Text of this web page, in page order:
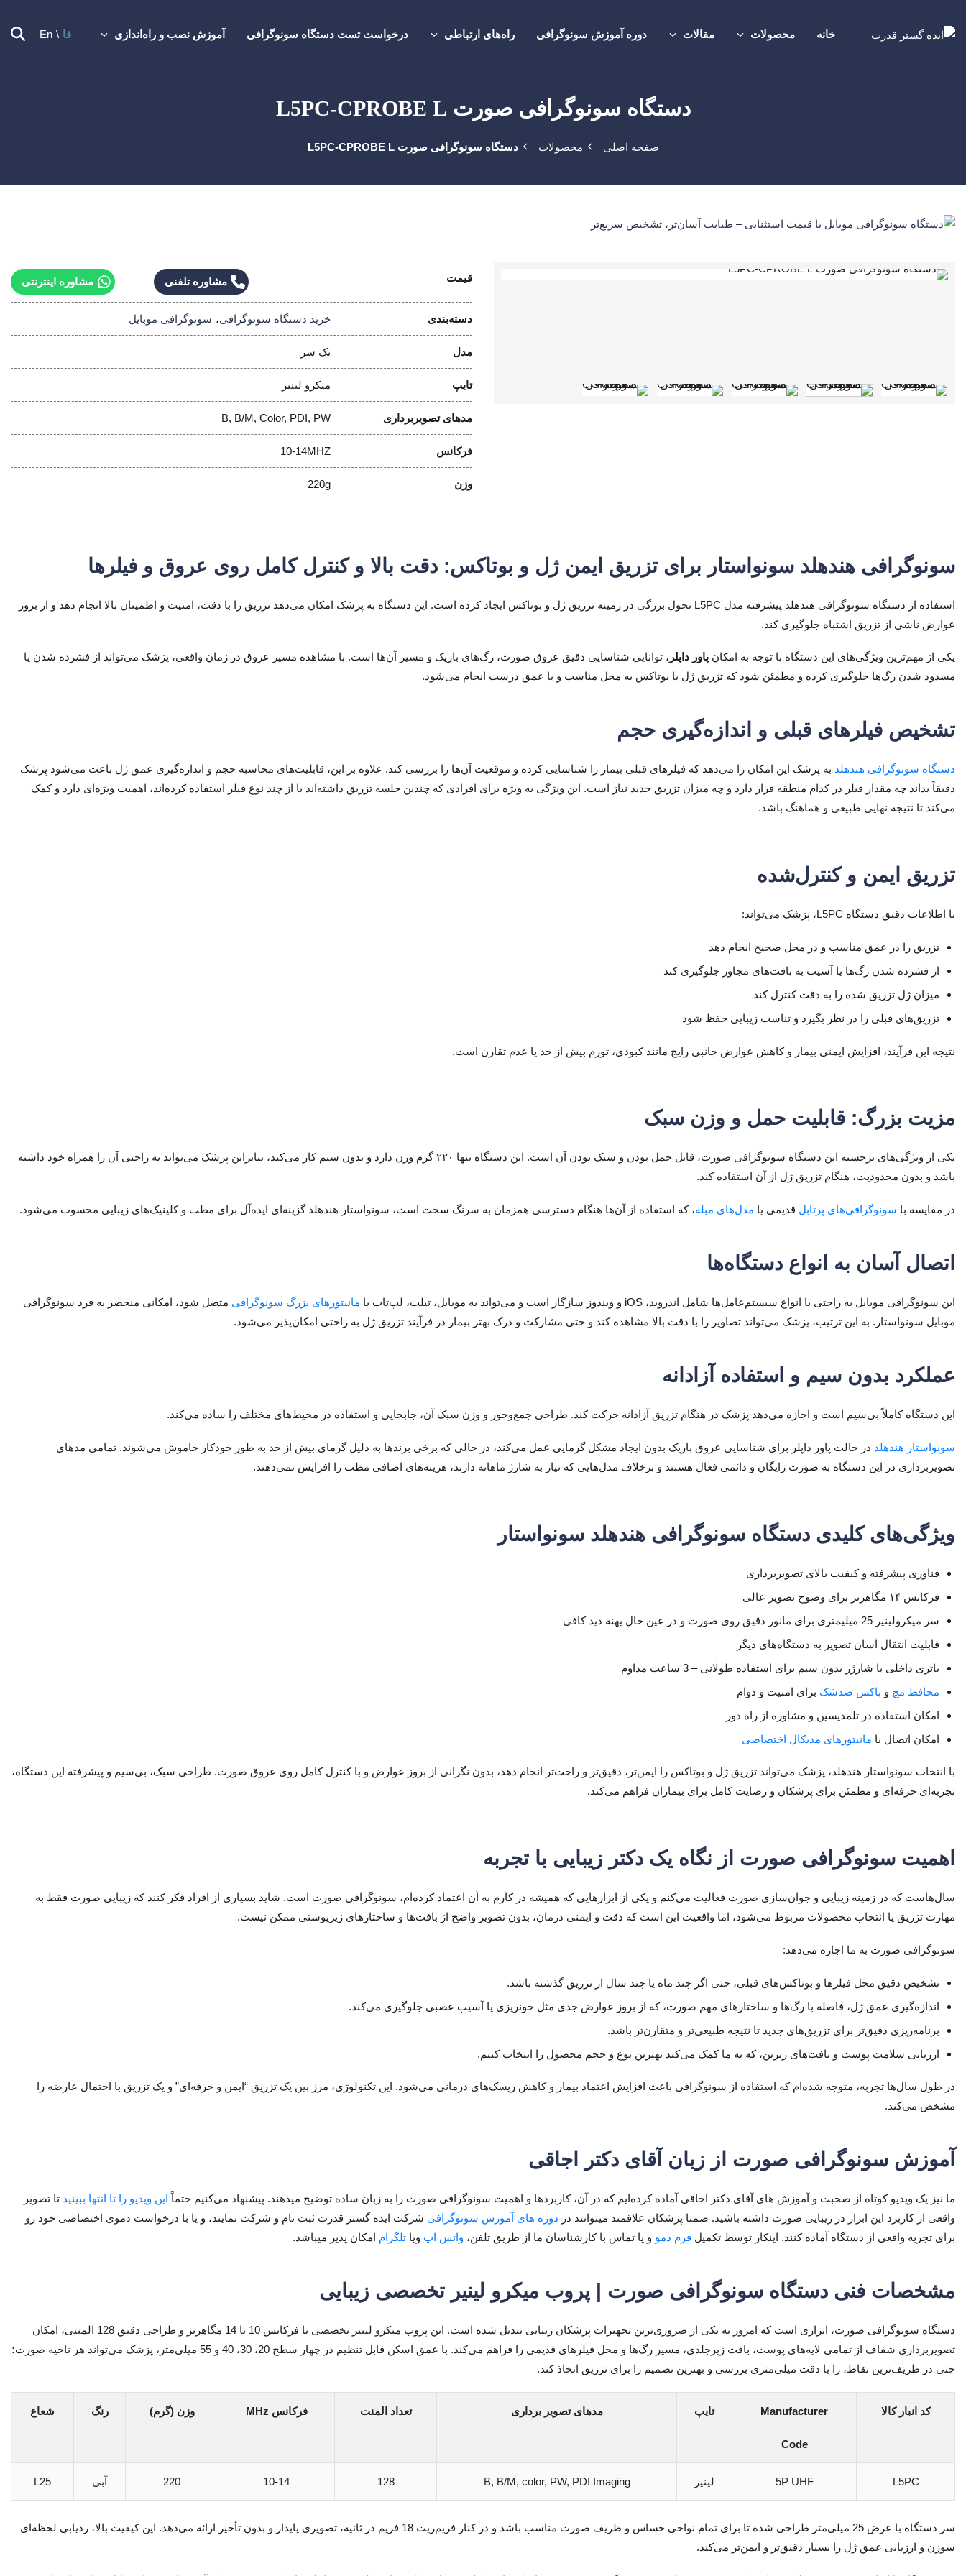
خانه محصولات مقالات دوره آموزش سونوگرافی راه‌های ارتباطی درخواست تست دستگاه سونوگرافی آموزش نصب و راه‌اندازی فا En
دستگاه سونوگرافی صورت L5PC-CPROBE L
صفحه اصلی ‏محصولات دستگاه سونوگرافی صورت L5PC-CPROBE L
قیمت مشاوره تلفنی مشاوره اینترنتی
دسته‌بندی خرید دستگاه سونوگرافی سونوگرافی موبایل
مدل تک سر
تایپ میکرو لینیر
مدهای تصویربرداری B, B/M, Color, PDI, PW
فرکانس 10-14MHZ
وزن 220g
سونوگرافی هندهلد سونواستار برای تزریق ایمن ژل و بوتاکس: دقت بالا و کنترل کامل روی عروق و فیلرها
استفاده از دستگاه سونوگرافی هندهلد پیشرفته مدل L5PC تحول بزرگی در زمینه تزریق ژل و بوتاکس ایجاد کرده است. این دستگاه به پزشک امکان می‌دهد تزریق را با دقت، امنیت و اطمینان بالا انجام دهد و از بروز
عوارض ناشی از تزریق اشتباه جلوگیری کند.
یکی از مهم‌ترین ویژگی‌های این دستگاه با توجه به امکان پاور داپلر ، توانایی شناسایی دقیق عروق صورت، رگ‌های باریک و مسیر آن‌ها است. با مشاهده مسیر عروق در زمان واقعی، پزشک می‌تواند از فشرده شدن یا
مسدود شدن رگ‌ها جلوگیری کرده و مطمئن شود که تزریق ژل یا بوتاکس به محل مناسب و با عمق درست انجام می‌شود.
تشخیص فیلرهای قبلی و اندازه‌گیری حجم
دستگاه سونوگرافی هندهلد به پزشک این امکان را می‌دهد که فیلرهای قبلی بیمار را شناسایی کرده و موقعیت آن‌ها را بررسی کند. علاوه بر این، قابلیت‌های محاسبه حجم و اندازه‌گیری عمق ژل باعث می‌شود پزشک
دقیقاً بداند چه مقدار فیلر در کدام منطقه قرار دارد و چه میزان تزریق جدید نیاز است. این ویژگی به ویژه برای افرادی که چندین جلسه تزریق داشته‌اند یا از چند نوع فیلر استفاده کرده‌اند، اهمیت ویژه‌ای دارد و کمک
می‌کند تا نتیجه نهایی طبیعی و هماهنگ باشد.
تزریق ایمن و کنترل‌شده
با اطلاعات دقیق دستگاه L5PC، پزشک می‌تواند:
تزریق را در عمق مناسب و در محل صحیح انجام دهد
از فشرده شدن رگ‌ها یا آسیب به بافت‌های مجاور جلوگیری کند
میزان ژل تزریق شده را به دقت کنترل کند
تزریق‌های قبلی را در نظر بگیرد و تناسب زیبایی حفظ شود
نتیجه این فرآیند، افزایش ایمنی بیمار و کاهش عوارض جانبی رایج مانند کبودی، تورم بیش از حد یا عدم تقارن است.
مزیت بزرگ: قابلیت حمل و وزن سبک
یکی از ویژگی‌های برجسته این دستگاه سونوگرافی صورت، قابل حمل بودن و سبک بودن آن است. این دستگاه تنها ۲۲۰ گرم وزن دارد و بدون سیم کار می‌کند، بنابراین پزشک می‌تواند به راحتی آن را همراه خود داشته
باشد و بدون محدودیت، هنگام تزریق ژل از آن استفاده کند.
در مقایسه با سونوگرافی‌های پرتابل قدیمی یا مدل‌های مبله، که استفاده از آن‌ها هنگام دسترسی همزمان به سرنگ سخت است، سونواستار هندهلد گزینه‌ای ایده‌آل برای مطب و کلینیک‌های زیبایی محسوب می‌شود.
اتصال آسان به انواع دستگاه‌ها
این سونوگرافی موبایل به راحتی با انواع سیستم‌عامل‌ها شامل اندروید، iOS و ویندوز سازگار است و می‌تواند به موبایل، تبلت، لپ‌تاپ یا مانیتورهای بزرگ سونوگرافی متصل شود، امکانی منحصر به فرد سونوگرافی
موبایل سونواستار. به این ترتیب، پزشک می‌تواند تصاویر را با دقت بالا مشاهده کند و حتی مشارکت و درک بهتر بیمار در فرآیند تزریق ژل به راحتی امکان‌پذیر می‌شود.
عملکرد بدون سیم و استفاده آزادانه
این دستگاه کاملاً بی‌سیم است و اجازه می‌دهد پزشک در هنگام تزریق آزادانه حرکت کند. طراحی جمع‌وجور و وزن سبک آن، جابجایی و استفاده در محیط‌های مختلف را ساده می‌کند.
سونواستار هندهلد در حالت پاور داپلر برای شناسایی عروق باریک بدون ایجاد مشکل گرمایی عمل می‌کند، در حالی که برخی برندها به دلیل گرمای بیش از حد به طور خودکار خاموش می‌شوند. تمامی مدهای
تصویربرداری در این دستگاه به صورت رایگان و دائمی فعال هستند و برخلاف مدل‌هایی که نیاز به شارژ ماهانه دارند، هزینه‌های اضافی مطب را افزایش نمی‌دهند.
ویژگی‌های کلیدی دستگاه سونوگرافی هندهلد سونواستار
فناوری پیشرفته و کیفیت بالای تصویربرداری
فرکانس ۱۴ مگاهرتز برای وضوح تصویر عالی
سر میکرولینیر 25 میلیمتری برای مانور دقیق روی صورت و در عین حال پهنه دید کافی
قابلیت انتقال آسان تصویر به دستگاه‌های دیگر
باتری داخلی با شارژر بدون سیم برای استفاده طولانی – 3 ساعت مداوم
محافظ مچ و باکس ضدشک برای امنیت و دوام
امکان استفاده در تلمدیسین و مشاوره از راه دور
امکان اتصال با مانیتورهای مدیکال اختصاصی
با انتخاب سونواستار هندهلد، پزشک می‌تواند تزریق ژل و بوتاکس را ایمن‌تر، دقیق‌تر و راحت‌تر انجام دهد، بدون نگرانی از بروز عوارض و با کنترل کامل روی عروق صورت. طراحی سبک، بی‌سیم و پیشرفته این دستگاه،
تجربه‌ای حرفه‌ای و مطمئن برای پزشکان و رضایت کامل برای بیماران فراهم می‌کند.
اهمیت سونوگرافی صورت از نگاه یک دکتر زیبایی با تجربه
سال‌هاست که در زمینه زیبایی و جوان‌سازی صورت فعالیت می‌کنم و یکی از ابزارهایی که همیشه در کارم به آن اعتماد کرده‌ام، سونوگرافی صورت است. شاید بسیاری از افراد فکر کنند که زیبایی صورت فقط به
مهارت تزریق یا انتخاب محصولات مربوط می‌شود، اما واقعیت این است که دقت و ایمنی درمان، بدون تصویر واضح از بافت‌ها و ساختارهای زیرپوستی ممکن نیست.
سونوگرافی صورت به ما اجازه می‌دهد:
تشخیص دقیق محل فیلرها و بوتاکس‌های قبلی، حتی اگر چند ماه یا چند سال از تزریق گذشته باشد.
اندازه‌گیری عمق ژل، فاصله با رگ‌ها و ساختارهای مهم صورت، که از بروز عوارض جدی مثل خونریزی یا آسیب عصبی جلوگیری می‌کند.
برنامه‌ریزی دقیق‌تر برای تزریق‌های جدید تا نتیجه طبیعی‌تر و متقارن‌تر باشد.
ارزیابی سلامت پوست و بافت‌های زیرین، که به ما کمک می‌کند بهترین نوع و حجم محصول را انتخاب کنیم.
در طول سال‌ها تجربه، متوجه شده‌ام که استفاده از سونوگرافی باعث افزایش اعتماد بیمار و کاهش ریسک‌های درمانی می‌شود. این تکنولوژی، مرز بین یک تزریق “ایمن و حرفه‌ای” و یک تزریق با احتمال عارضه را
مشخص می‌کند.
آموزش سونوگرافی صورت از زبان آقای دکتر اجاقی
ما نیز یک ویدیو کوتاه از صحبت‌ و آموزش های آقای دکتر اجاقی آماده کرده‌ایم که در آن، کاربردها و اهمیت سونوگرافی صورت را به زبان ساده توضیح میدهند. پیشنهاد می‌کنیم حتماً این ویدیو را تا انتها ببینید تا تصویر
واقعی از کاربرد این ابزار در زیبایی صورت داشته باشید. ضمنا پزشکان علاقمند میتوانند در دوره های آموزش سونوگرافی شرکت ایده گستر قدرت ثبت نام و شرکت نمایند، و یا با درخواست دموی اختصاصی خود رو
برای تجربه واقعی از دستگاه آماده کنند. اینکار توسط تکمیل فرم دمو و یا تماس با کارشناسان ما از طریق تلفن، واتس اپ ویا تلگرام امکان پذیر میباشد.
مشخصات فنی دستگاه سونوگرافی صورت | پروب میکرو لینیر تخصصی زیبایی
دستگاه سونوگرافی صورت، ابزاری است که امروز به یکی از ضروری‌ترین تجهیزات پزشکان زیبایی تبدیل شده است. این پروب میکرو لینیر تخصصی با فرکانس 10 تا 14 مگاهرتز و طراحی دقیق 128 المنتی، امکان
تصویربرداری شفاف از تمامی لایه‌های پوست، بافت زیرجلدی، مسیر رگ‌ها و محل فیلرهای قدیمی را فراهم می‌کند. با عمق اسکن قابل تنظیم در چهار سطح 20، 30، 40 و 55 میلی‌متر، پزشک می‌تواند هر ناحیه صورت؛
حتی در ظریف‌ترین نقاط، را با دقت میلی‌متری بررسی و بهترین تصمیم را برای تزریق اتخاذ کند.
کد انبار کالا Manufacturer
Code
تایپ مدهای تصویر برداری تعداد المنت فرکانس MHz وزن (گرم) رنگ شعاع
L5PC
5P UHF لینیر B, B/M, color, PW, PDI Imaging
128
10-14
220 آبی L25
سر دستگاه با عرض 25 میلی‌متر طراحی شده تا برای تمام نواحی حساس و ظریف صورت مناسب باشد و در کنار فریم‌ریت 18 فریم در ثانیه، تصویری پایدار و بدون تأخیر ارائه می‌دهد. این کیفیت بالا، ردیابی لحظه‌ای
سوزن و ارزیابی عمق ژل را بسیار دقیق‌تر و ایمن‌تر می‌کند.